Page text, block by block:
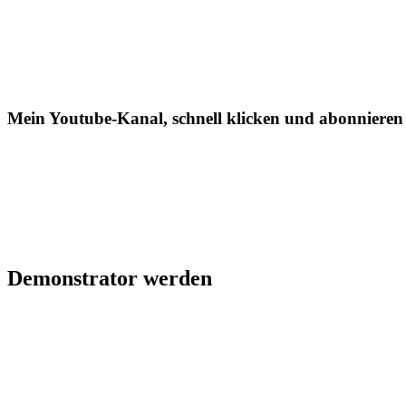
Mein Youtube-Kanal, schnell klicken und abonnieren
Demonstrator werden